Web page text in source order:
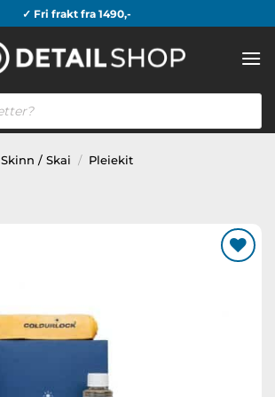
✓ Fri frakt fra 1490,-
Skinn / Skai / Pleiekit